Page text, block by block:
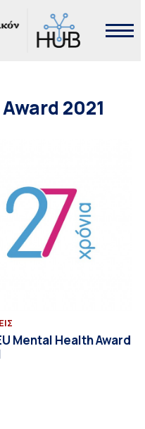
2021
Mental Health Award